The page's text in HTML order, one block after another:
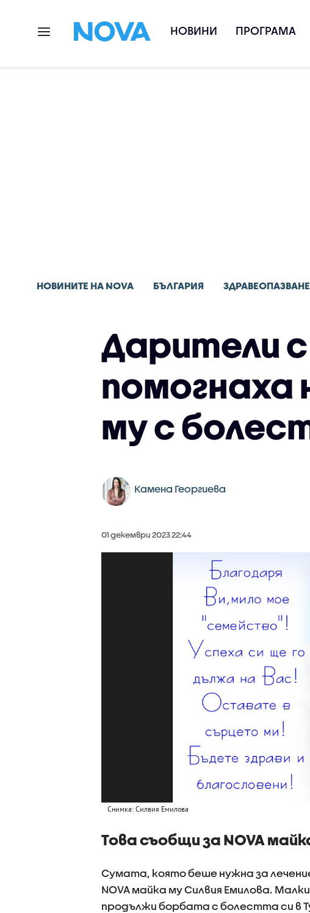
НОВИНИ ПРОГРАМА
НОВИНИТЕ НА NOVA БЪЛГАРИЯ ЗДРАВЕОПАЗВАНЕ
Дарители
помогнаха
му с
Камена Георгиева
01 декември 2023 22:44
Снимка: Силвия Емилова
Това съобщи за NOVA
Сумата, която беше нужна за
NOVA майка му Силвия Емилова.
продължи борбата с болестта си в